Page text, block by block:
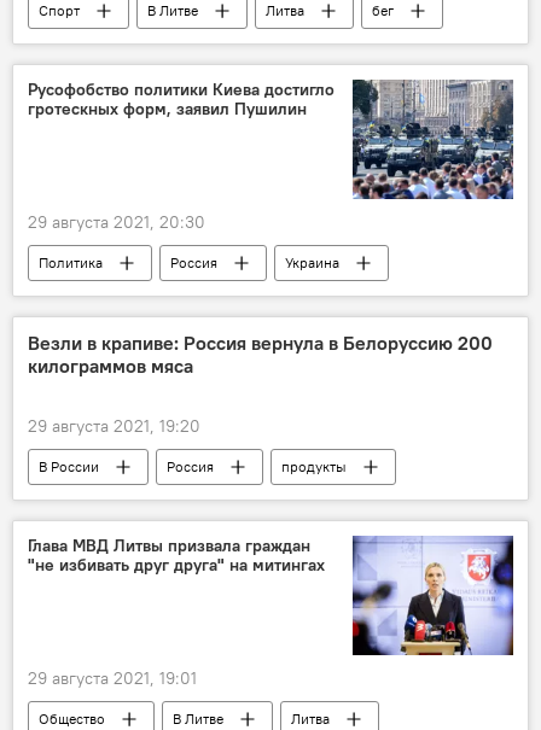
Спорт В Литве Литва бег
Русофобство политики Киева достигло
гротескных форм, заявил Пушилин
29 августа 2021, 20:30
Политика Россия Украина
Везли в крапиве: Россия вернула в Белоруссию 200
килограммов мяса
29 августа 2021, 19:20
В России Россия
продукты
продукты питания
Белоруссия
Глава МВД Литвы призвала граждан
"не избивать друг друга" на митингах
29 августа 2021, 19:01
Общество В Литве
Литва